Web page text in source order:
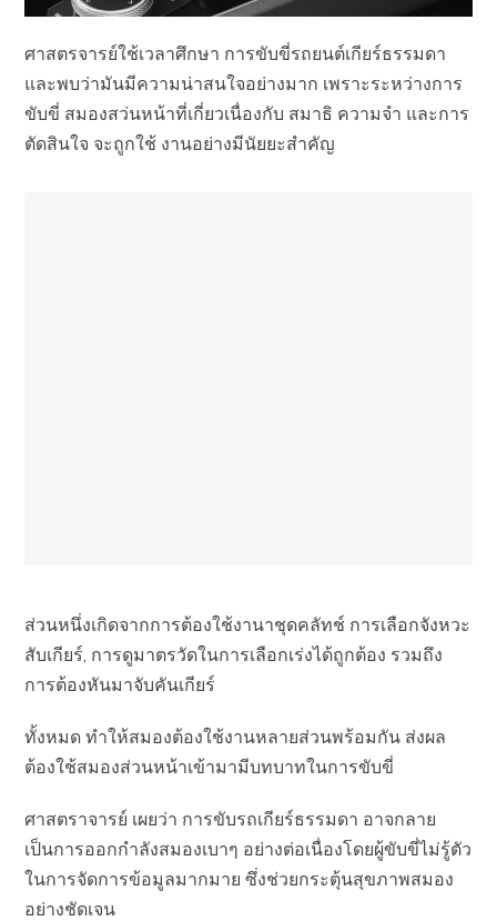
ศาสตรจารย์ใช้เวลาศึกษา การขับขี่รถยนต์เกียร์ธรรมดา
และพบว่ามันมีความน่าสนใจอย่างมาก เพราะระหว่างการ
ขับขี่ สมองสว่นหน้าที่เกี่ยวเนื่องกับ สมาธิ ความจำ และการ
ตัดสินใจ จะถูกใช้ งานอย่างมีนัยยะสำคัญ​
ส่วนหนึ่งเกิดจากการต้องใช้งานาชุดคลัทช์ การเลือกจังหวะ
สับเกียร์, การดูมาตรวัดในการเลือกเร่งได้ถูกต้อง รวมถึง
การต้องหันมาจับคันเกียร์
ทั้งหมด ทำให้สมองต้องใช้งานหลายส่วนพร้อมกัน ส่งผล
ต้องใช้สมองส่วนหน้าเข้ามามีบทบาทในการขับขี่
ศาสตราจารย์ เผยว่า การขับรถเกียร์ธรรมดา อาจกลาย
เป็นการออกกำลังสมองเบาๆ อย่างต่อเนื่องโดยผู้ขับขี่ไม่รู้ตัว
ในการจัดการข้อมูลมากมาย ซึ่งช่วยกระตุ้นสุขภาพสมอง
อย่างชัดเจน